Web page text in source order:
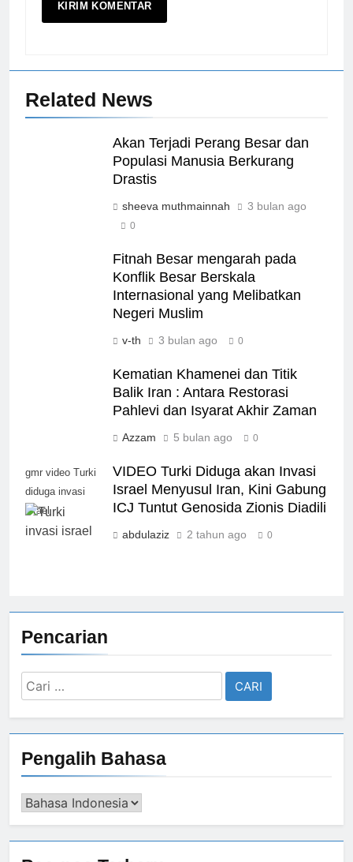
Related News
Akan Terjadi Perang Besar dan
Populasi Manusia Berkurang
Drastis
sheeva muthmainnah 3 bulan ago
0
Fitnah Besar mengarah pada
Konflik Besar Berskala
Internasional yang Melibatkan
Negeri Muslim
v-th 3 bulan ago 0
Kematian Khamenei dan Titik
Balik Iran : Antara Restorasi
Pahlevi dan Isyarat Akhir Zaman
Azzam 5 bulan ago 0
gmr video Turki
diduga invasi
israel
VIDEO Turki Diduga akan Invasi
Israel Menyusul Iran, Kini Gabung
ICJ Tuntut Genosida Zionis Diadili
abdulaziz 2 tahun ago 0
Pencarian
Cari
untuk:
Pengalih Bahasa
Pengalih